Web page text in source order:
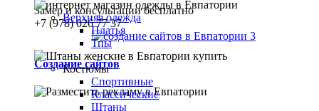
Замер и консультации бесплатно
+7 (978) 026 77 37
Создание сайтов
Верхняя одежда
Платья
Тпы
Костюмы
Спортивные
Классические
Штаны